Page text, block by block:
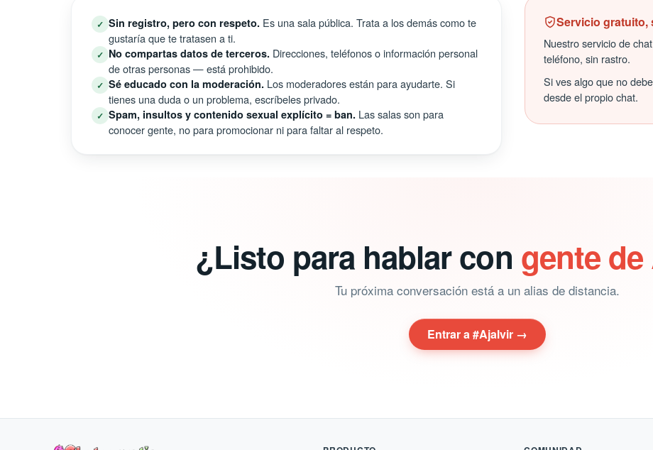
✓ Sin registro, pero con respeto. Es una sala pública. Trata a los demás como te
gustaría que te tratasen a ti.
✓ No compartas datos de terceros. Direcciones, teléfonos o información personal
de otras personas — está prohibido.
✓ Sé educado con la moderación. Los moderadores están para ayudarte. Si
tienes una duda o un problema, escríbeles privado.
✓ Spam, insultos y contenido sexual explícito = ban. Las salas son para
conocer gente, no para promocionar ni para faltar al respeto.
Servicio gratuito,
Nuestro servicio de
teléfono, sin rastro.
Si ves algo que no
desde el propio chat.
¿Listo para hablar con gente
Tu próxima conversación está a un alias de distancia.
Entrar a #Ajalvir →